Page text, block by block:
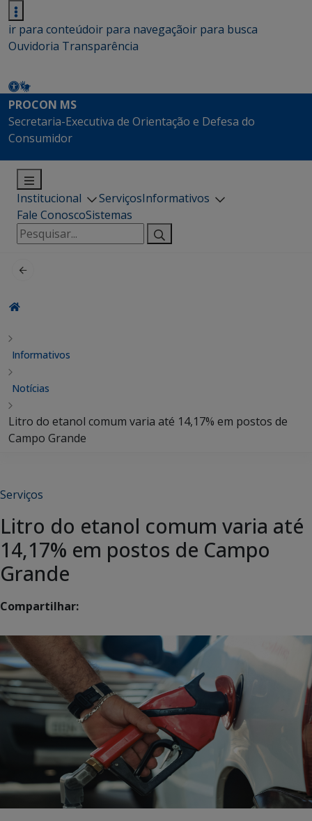
ir para conteúdoir para navegaçãoir para busca
Ouvidoria Transparência
PROCON MS
Secretaria-Executiva de Orientação e Defesa do
Consumidor
Institucional ServiçosInformativos
Fale ConoscoSistemas
Pesquisar
por:
Informativos
Notícias
Litro do etanol comum varia até 14,17% em postos de
Campo Grande
Serviços
Litro do etanol comum varia até
14,17% em postos de Campo
Grande
Compartilhar: